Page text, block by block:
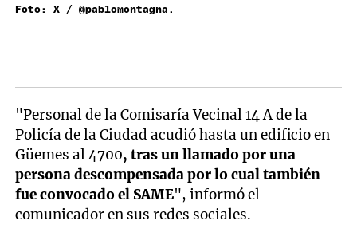
Foto: X / @pablomontagna.
"Personal de la Comisaría Vecinal 14 A de la
Policía de la Ciudad acudió hasta un edificio en
Güemes al 4700, tras un llamado por una
persona descompensada por lo cual también
fue convocado el SAME", informó el
comunicador en sus redes sociales.